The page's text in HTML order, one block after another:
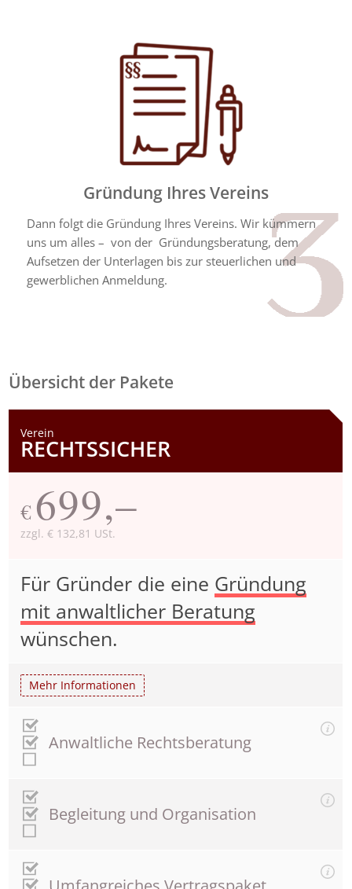
Gründung Ihres Vereins
Dann folgt die Gründung Ihres Vereins. Wir kümmern
uns um alles – von der Gründungsberatung, dem
Aufsetzen der Unterlagen bis zur steuerlichen und
gewerblichen Anmeldung.
Übersicht der Pakete
Verein
RECHTSSICHER
€ 699,–
zzgl. € 132,81 USt.
Für Gründer die eine Gründung
mit anwaltlicher Beratung
wünschen.
Mehr Informationen
Anwaltliche Rechtsberatung
Begleitung und Organisation